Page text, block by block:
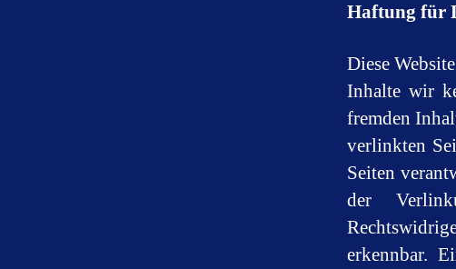
Haftung für
Diese
Inhalte wir
fremden
verlinkten
Seiten
der
erkennbar.